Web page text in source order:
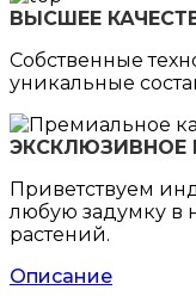
ВЫСШЕЕ
Собственные
уникальные
ЭКСКЛЮЗИВНОЕ
Приветствуем
любую задумку в
растений.
Описание